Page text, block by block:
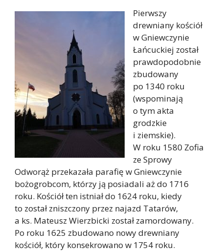
Pierwszy
drewniany kościół
w Gniewczynie
Łańcuckiej został
prawdopodobnie
zbudowany
po 1340 roku
(wspominają
o tym akta
grodzkie
i ziemskie).
W roku 1580 Zofia
ze Sprowy
Odworąż przekazała parafię w Gniewczynie
bożogrobcom, którzy ją posiadali aż do 1716
roku. Kościół ten istniał do 1624 roku, kiedy
to został zniszczony przez najazd Tatarów,
a ks. Mateusz Wierzbicki został zamordowany.
Po roku 1625 zbudowano nowy drewniany
kościół, który konsekrowano w 1754 roku.